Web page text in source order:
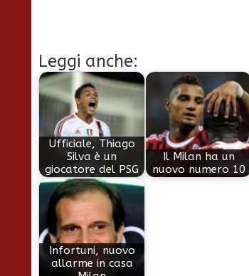
Leggi anche:
Ufficiale, Thiago
Silva è un
giocatore del PSG
Il Milan ha un
nuovo numero 10
Infortuni, nuovo
allarme in casa